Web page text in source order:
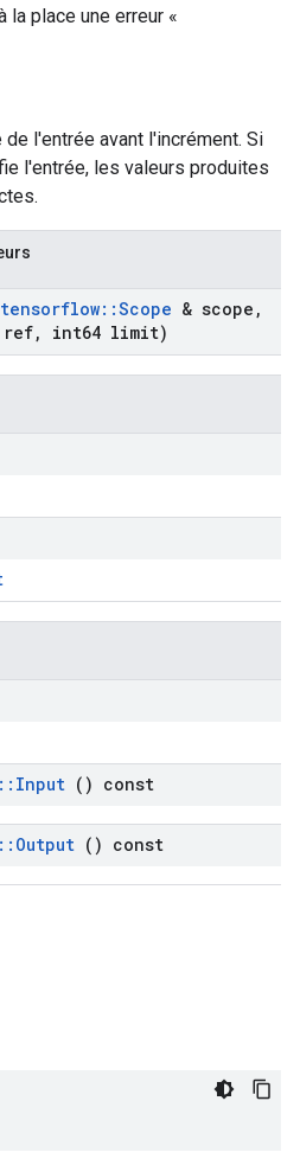
la place une erreur «
de l'entrée avant l'incrément. Si
l'entrée, les valeurs produites
tensorflow::Scope & scope ,
ref, int64 limit)
:: Input () const
:: Output () const